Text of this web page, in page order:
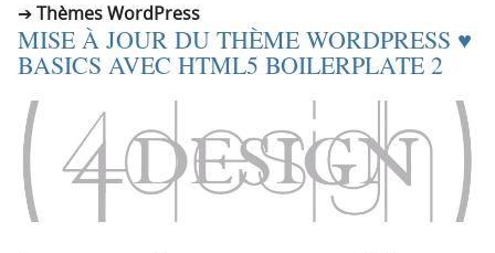
Thèmes WordPress
MISE À JOUR DU THÈME WORDPRESS ♥
BASICS AVEC HTML5 BOILERPLATE 2